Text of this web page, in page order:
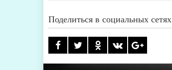
Поделиться в социальных сетях